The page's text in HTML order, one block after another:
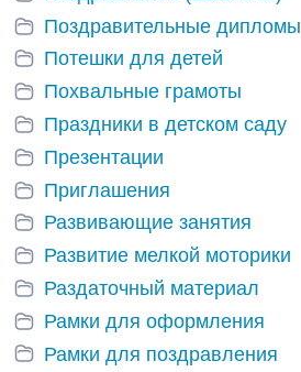
Поздравительные дипломы
Потешки для детей
Похвальные грамоты
Праздники в детском саду
Презентации
Приглашения
Развивающие занятия
Развитие мелкой моторики
Раздаточный материал
Рамки для оформления
Рамки для поздравления